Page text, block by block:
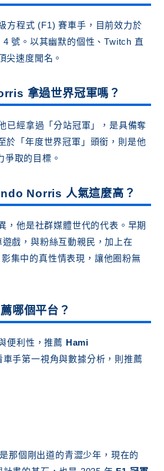
方程式 (F1) 賽車手，目前效力於
號。以其幽默的個性、Twitch 直
尖速度聞名。
拿過世界冠軍嗎？
已經拿過「分站冠軍」，是具備奪
於「年度世界冠軍」頭銜，則是他
爭取的目標。
Norris 人氣這麼高？
，他是社群媒體世代的代表。早期
戲，與粉絲互動親民，加上在
集中的真性情表現，讓他圈粉無
哪個平台？
便利性，推薦 Hami
車手第一視角與數據分析，則推薦
那個剛出道的青澀少年，現在的